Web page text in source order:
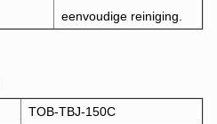
eenvoudige reiniging.
TOB-TBJ-150C